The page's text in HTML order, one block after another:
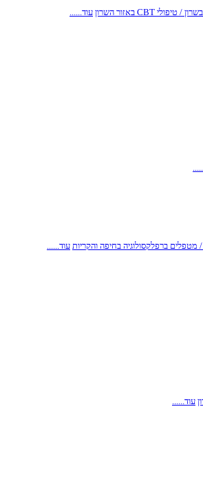
עוד......
/ מטפלים ברפלקסולוגיה בחיפה והקריות עוד......
עוד......